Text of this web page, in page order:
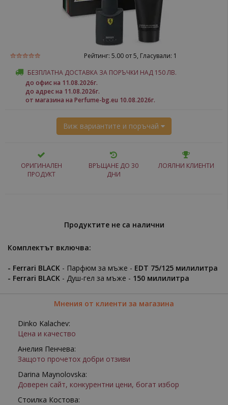
Рейтинг: 5.00от 5, Гласували: 1
БЕЗПЛАТНА ДОСТАВКА ЗА ПОРЪЧКИ НАД 150 ЛВ.
до офис на 11.08.2026г.
до адрес на 11.08.2026г.
от магазина на Perfume-bg.eu 10.08.2026г.
Виж вариантите и поръчай
ОРИГИНАЛЕН
ПРОДУКТ
ВРЪЩАНЕ ДО 30
ДНИ
ЛОЯЛНИ КЛИЕНТИ
Продуктите не са налични
Комплектът включва:
- Ferrari BLACK - Парфюм за мъже - EDT 75/125 милилитра
- Ferrari BLACK - Душ-гел за мъже - 150 милилитра
Мнения от клиенти за магазина
Dinko Kalachev:
Цена и качество
Анелия Пенчева:
Защото прочетох добри отзиви
Darina Maynolovska:
Доверен сайт, конкурентни цени, богат избор
Стоилка Костова: